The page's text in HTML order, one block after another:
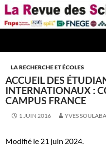
Aller
au
contenu
LA RECHERCHE ET ÉCOLES
ACCUEIL DES
INTERNATIONAUX :
CAMPUS FRANCE
1 JUIN 2016 YVES
Modifié le 21 juin 2024.